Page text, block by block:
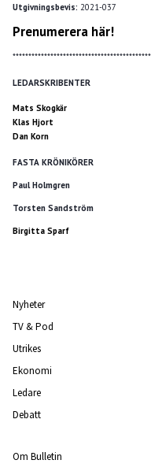
Utgivningsbevis: 2021-037
Prenumerera här!
LEDARSKRIBENTER
Mats Skogkär
Klas Hjort
Dan Korn
FASTA KRÖNIKÖRER
Paul Holmgren
Torsten Sandström
Birgitta Sparf
Nyheter
TV & Pod
Utrikes
Ekonomi
Ledare
Debatt
Om Bulletin